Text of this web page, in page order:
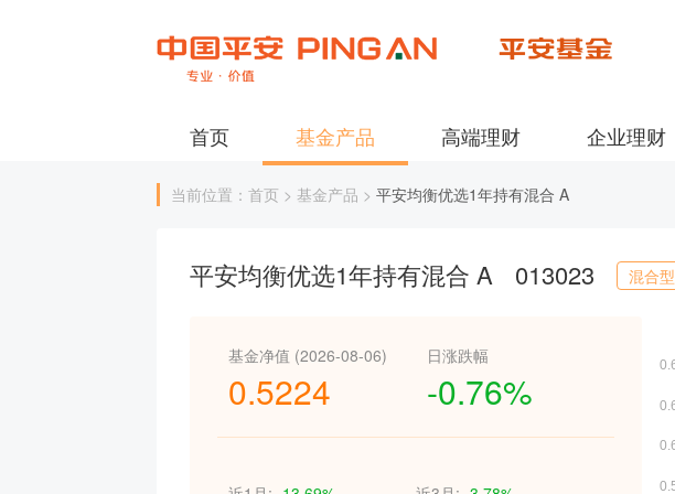
首页 基金产品 高端理财 企业理财
当前位置：首页 > 基金产品 > 平安均衡优选1年持有混合 A
平安均衡优选1年持有混合 A 013023 混合型
基金净值 (2026-08-06)
0.5224
日涨跌幅
-0.76%